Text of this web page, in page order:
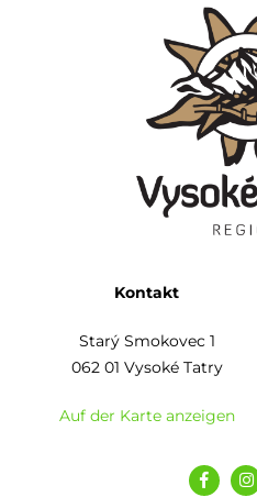
Kontakt
Starý Smokovec 1
062 01 Vysoké Tatry
Auf der Karte anzeigen